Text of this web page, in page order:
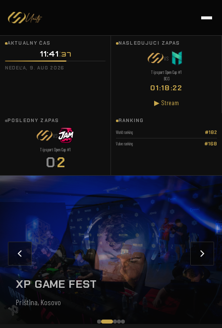
AKTUÁLNY ČAS
11:41 37
NEDEĽA, 9. AUG 2026
NASLEDUJÚCI ZÁPAS
VS
Tipsport Open Cup #1
BO3
01:18:22
▶ Stream
POSLEDNÝ ZÁPAS
VS
Tipsport Open Cup #1
0:2
RANKING
World ranking #182
Valve ranking #168
XP GAME FEST
Priština, Kosovo